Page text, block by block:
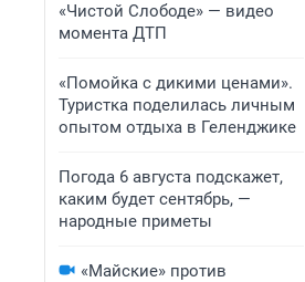
«Чистой Слободе» — видео
момента ДТП
«Помойка с дикими ценами».
Туристка поделилась личным
опытом отдыха в Геленджике
Погода 6 августа подскажет,
каким будет сентябрь, —
народные приметы
«Майские» против